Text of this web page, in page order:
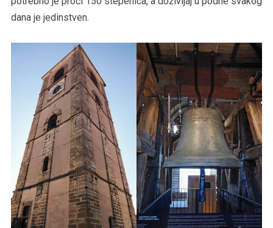
dana je jedinstven.